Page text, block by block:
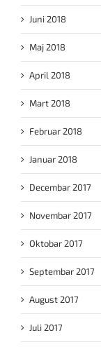
Juni 2018
Maj 2018
April 2018
Mart 2018
Februar 2018
Januar 2018
Decembar 2017
Novembar 2017
Oktobar 2017
Septembar 2017
August 2017
Juli 2017